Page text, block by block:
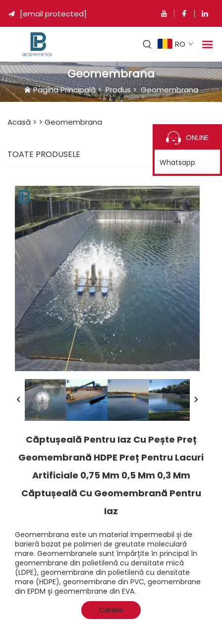
 [email protected]
RO
Geomembrana
Pagina Principală>Produs>Geomembrana
Acasă > > Geomembrana
TOATE PRODUSELE
Căptușeală Pentru Iaz Cu Pește Preț
Geomembrană HDPE Preț Pentru Lacuri
Artificiale 0,75 Mm 0,5 Mm 0,3 Mm
Căptușeală Cu Geomembrană Pentru
Iaz
Geomembrana este un material impermeabil și de
barieră bazat pe polimeri de greutate moleculară
mare. Geomembranele sunt împărțite în principal în
geomembrane din polietilenă cu densitate mică
(LDPE), geomembrane din polietilenă cu densitate
mare (HDPE), geomembrane din PVC, geomembrane
din EPDM și geomembrane din EVA.
Cerere
ONLINE
Whatsapp